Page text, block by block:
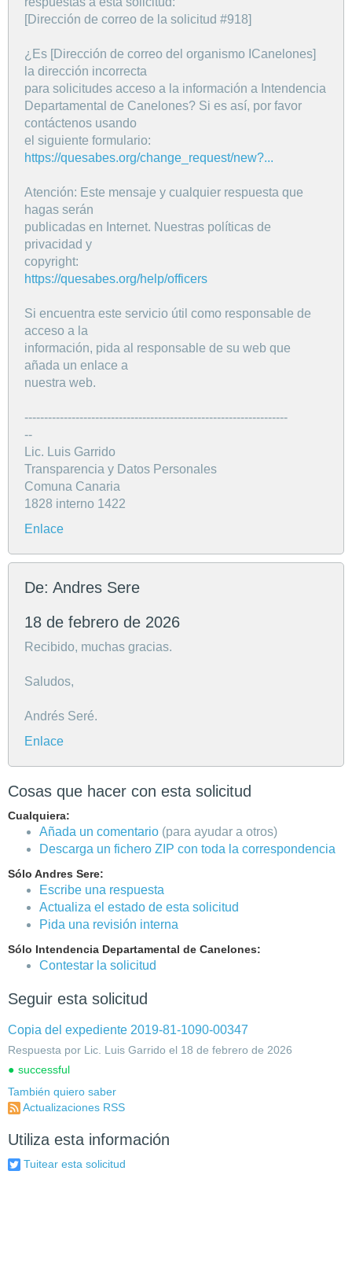
[Dirección de correo de la solicitud #918]
¿Es [Dirección de correo del organismo ICanelones]
la dirección incorrecta
para solicitudes acceso a la información a Intendencia
Departamental de Canelones? Si es así, por favor
contáctenos usando
el siguiente formulario:
https://quesabes.org/change_request/new?...
Atención: Este mensaje y cualquier respuesta que
hagas serán
publicadas en Internet. Nuestras políticas de
privacidad y
copyright:
https://quesabes.org/help/officers
Si encuentra este servicio útil como responsable de
acceso a la
información, pida al responsable de su web que
añada un enlace a
nuestra web.
-------------------------------------------------------------------
--
Lic. Luis Garrido
Transparencia y Datos Personales
Comuna Canaria
1828 interno 1422
Enlace
De: Andres Sere
18 de febrero de 2026
Recibido, muchas gracias.
Saludos,
Andrés Seré.
Enlace
Cosas que hacer con esta solicitud
Cualquiera:
Añada un comentario (para ayudar a otros)
Descarga un fichero ZIP con toda la correspondencia
Sólo Andres Sere:
Escribe una respuesta
Actualiza el estado de esta solicitud
Pida una revisión interna
Sólo Intendencia Departamental de Canelones:
Contestar la solicitud
Seguir esta solicitud
Copia del expediente 2019-81-1090-00347
Respuesta por Lic. Luis Garrido el 18 de febrero de 2026
successful
También quiero saber
Actualizaciones RSS
Utiliza esta información
Tuitear esta solicitud